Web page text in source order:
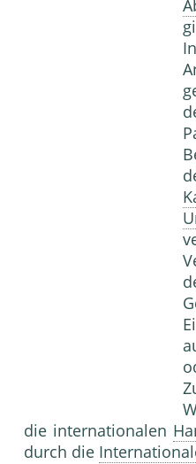
die internationalen
durch die